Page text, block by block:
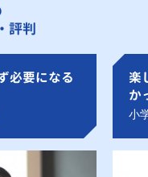
評判
必要になる
楽
か
小